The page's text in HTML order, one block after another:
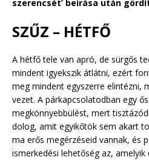
szerencsét’ beírása után
SZŰZ – HÉTFŐ
A hétfő tele van apró, de sürgős
mindent igyekszik átlátni, ezért
meg mindent egyszerre elintézni,
vezet. A párkapcsolatodban egy
megkönnyebbülést, mert
dolog, amit egyikőtök sem akart
ma erős megérzéseid vannak, és
ismerkedési lehetőség az,